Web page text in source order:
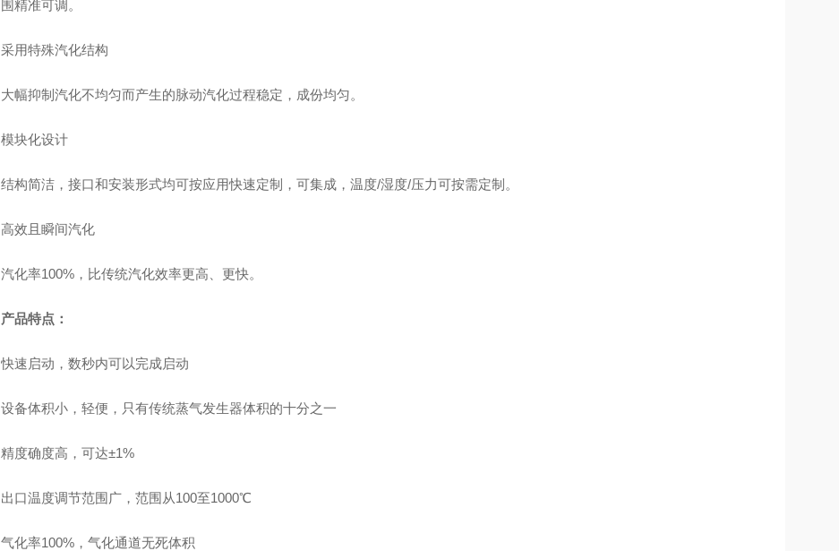
围精准可调。
采用特殊汽化结构
大幅抑制汽化不均匀而产生的脉动汽化过程稳定，成份均匀。
模块化设计
结构简洁，接口和安装形式均可按应用快速定制，可集成，温度/湿度/压力可按需定制。
高效且瞬间汽化
汽化率100%，比传统汽化效率更高、更快。
产品特点：
快速启动，数秒内可以完成启动
设备体积小，轻便，只有传统蒸气发生器体积的十分之一
精度确度高，可达±1%
出口温度调节范围广，范围从100至1000℃
气化率100%，气化通道无死体积